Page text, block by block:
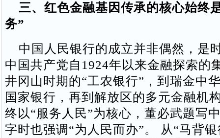
三、红色金融基因传承的核心始终
务”
中国人民银行的成立并非偶然，是
中国共产党自1924年以来金融探索的
井冈山时期的“工农银行”，到瑞金中
国家银行，再到解放区的多元金融机
终以“服务人民”为核心，董必武题写
字时也强调“为人民而办”。 从“马背